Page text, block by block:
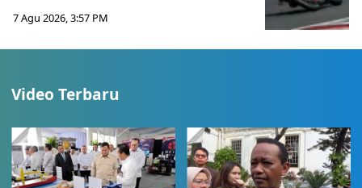
7 Agu 2026, 3:57 PM
Video Terbaru